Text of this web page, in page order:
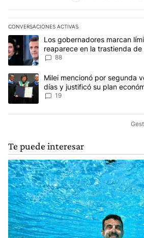
CONVERSACIONES ACTIVAS
Este listado muestra los artículos con
Un artículo de tendencia con el título
Los gobernadores marcan
reaparece en la trastienda
88
Un artículo de tendencia con el título
Milei mencionó por segunda
días y justificó su plan
escenario posible”
19